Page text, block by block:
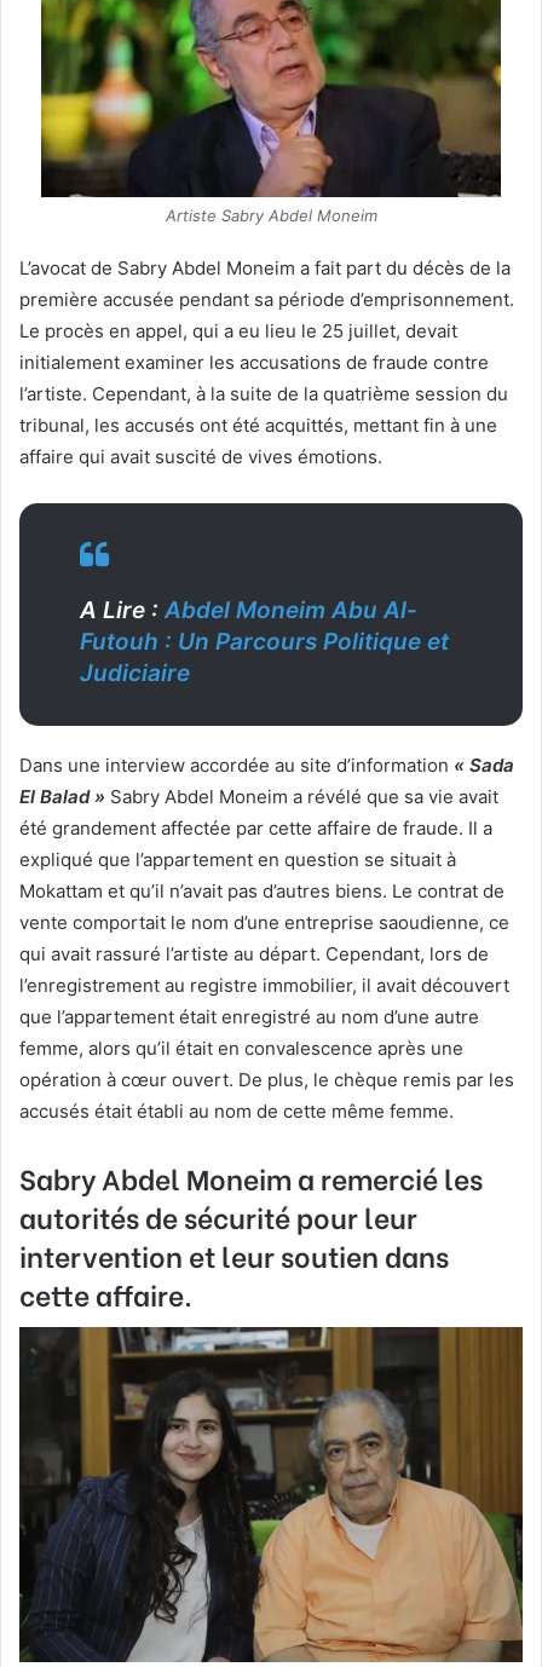
Artiste Sabry Abdel Moneim
L’avocat de Sabry Abdel Moneim a fait part du décès de la
première accusée pendant sa période d’emprisonnement.
Le procès en appel, qui a eu lieu le 25 juillet, devait
initialement examiner les accusations de fraude contre
l’artiste. Cependant, à la suite de la quatrième session du
tribunal, les accusés ont été acquittés, mettant fin à une
affaire qui avait suscité de vives émotions.
A Lire :Abdel Moneim Abu Al-
Futouh : Un Parcours Politique et
Judiciaire
Dans une interview accordée au site d’information « Sada
El Balad » Sabry Abdel Moneim a révélé que sa vie avait
été grandement affectée par cette affaire de fraude. Il a
expliqué que l’appartement en question se situait à
Mokattam et qu’il n’avait pas d’autres biens. Le contrat de
vente comportait le nom d’une entreprise saoudienne, ce
qui avait rassuré l’artiste au départ. Cependant, lors de
l’enregistrement au registre immobilier, il avait découvert
que l’appartement était enregistré au nom d’une autre
femme, alors qu’il était en convalescence après une
opération à cœur ouvert. De plus, le chèque remis par les
accusés était établi au nom de cette même femme.
Sabry Abdel Moneim a remercié les
autorités de sécurité pour leur
intervention et leur soutien dans
cette affaire.